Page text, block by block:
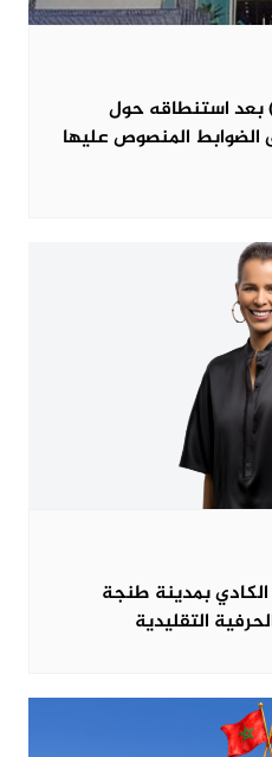
استنطاقه حول
الضوابط المنصوص عليها
بمدينة طنجة
التقليدية